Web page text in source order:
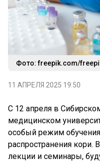
Фото: freepik.com/
11 АПРЕЛЯ 2025 19:50
С 12 апреля в
медицинском
особый режим
распространения кори.
лекции и семинары,